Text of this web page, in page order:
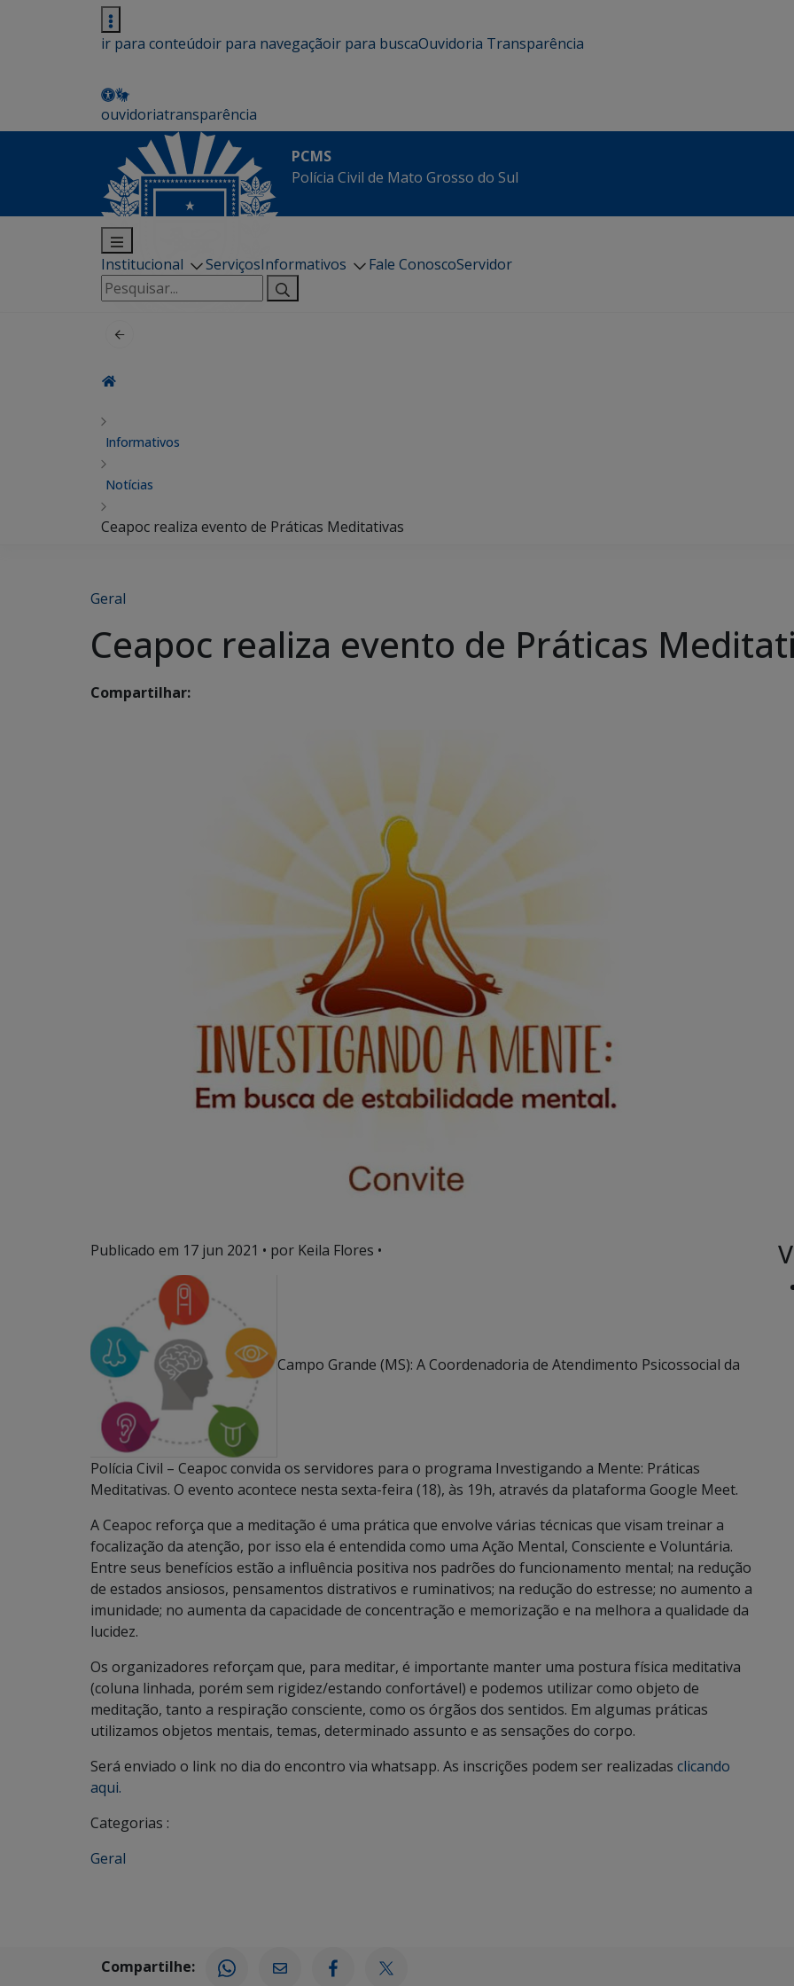
ir para conteúdoir para navegaçãoir para buscaOuvidoria Transparência
ouvidoriatransparência
PCMS
Polícia Civil de Mato Grosso do Sul
Institucional ServiçosInformativos Fale ConoscoServidor
Pesquisar
por:
Informativos
Notícias
Ceapoc realiza evento de Práticas Meditativas
Geral
Ceapoc realiza evento de Práticas
Compartilhar:
Publicado em 17 jun 2021 • por Keila Flores •
Campo Grande (MS): A Coordenadoria de Atendimento Psicossocial da
Polícia Civil – Ceapoc convida os servidores para o programa Investigando a Mente: Práticas
Meditativas. O evento acontece nesta sexta-feira (18), às 19h, através da plataforma Google Meet.
A Ceapoc reforça que a meditação é uma prática que envolve várias técnicas que visam treinar a
focalização da atenção, por isso ela é entendida como uma Ação Mental, Consciente e Voluntária.
Entre seus benefícios estão a influência positiva nos padrões do funcionamento mental; na redução
de estados ansiosos, pensamentos distrativos e ruminativos; na redução do estresse; no aumento a
imunidade; no aumenta da capacidade de concentração e memorização e na melhora a qualidade da
lucidez.
Os organizadores reforçam que, para meditar, é importante manter uma postura física meditativa
(coluna linhada, porém sem rigidez/estando confortável) e podemos utilizar como objeto de
meditação, tanto a respiração consciente, como os órgãos dos sentidos. Em algumas práticas
utilizamos objetos mentais, temas, determinado assunto e as sensações do corpo.
Será enviado o link no dia do encontro via whatsapp. As inscrições podem ser realizadas clicando
aqui.
Categorias :
Geral
Compartilhe: